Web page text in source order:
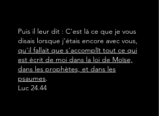
Puis il leur dit : C'est là ce que je vous
disais lorsque j'étais encore avec vous,
qu'il fallait que s'accomplît tout ce qui
est écrit de moi dans la loi de Moïse,
dans les prophètes, et dans les
psaumes.
Luc 24.44